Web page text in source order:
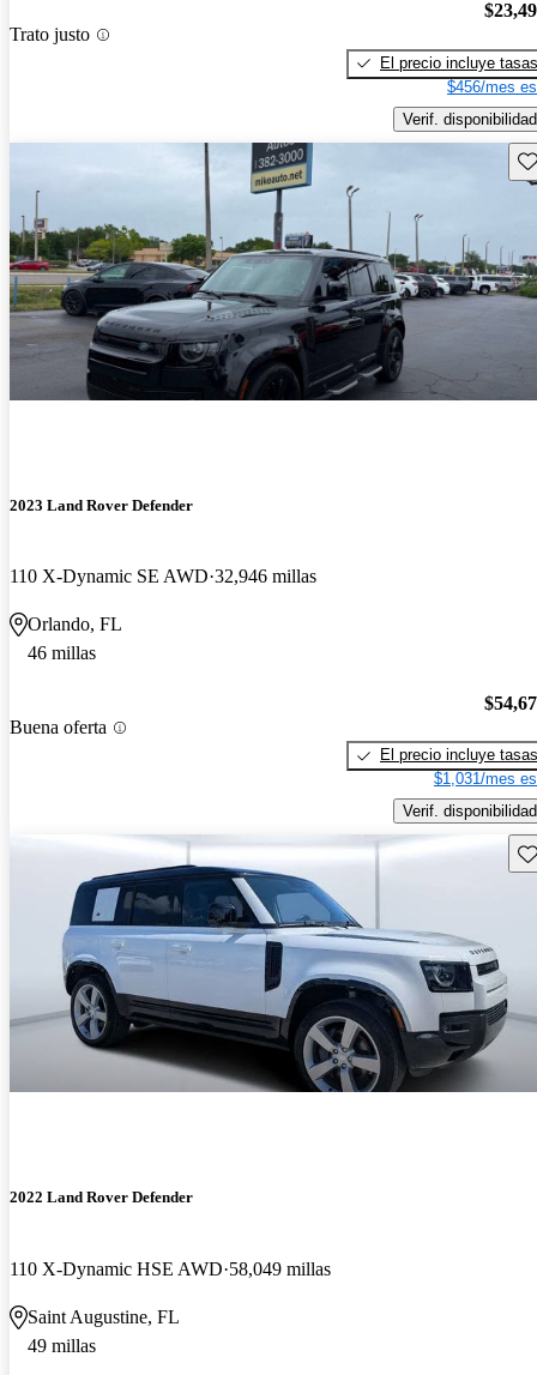
Trato justo
El precio incluye tasas
$456/mes
Verif. disponibilidad
2023 Land Rover Defender
110 X-Dynamic SE AWD 32,946 millas
Orlando, FL
46 millas
Buena oferta
El precio incluye tasas
$1,031/mes
Verif. disponibilidad
2022 Land Rover Defender
110 X-Dynamic HSE AWD 58,049 millas
Saint Augustine, FL
49 millas